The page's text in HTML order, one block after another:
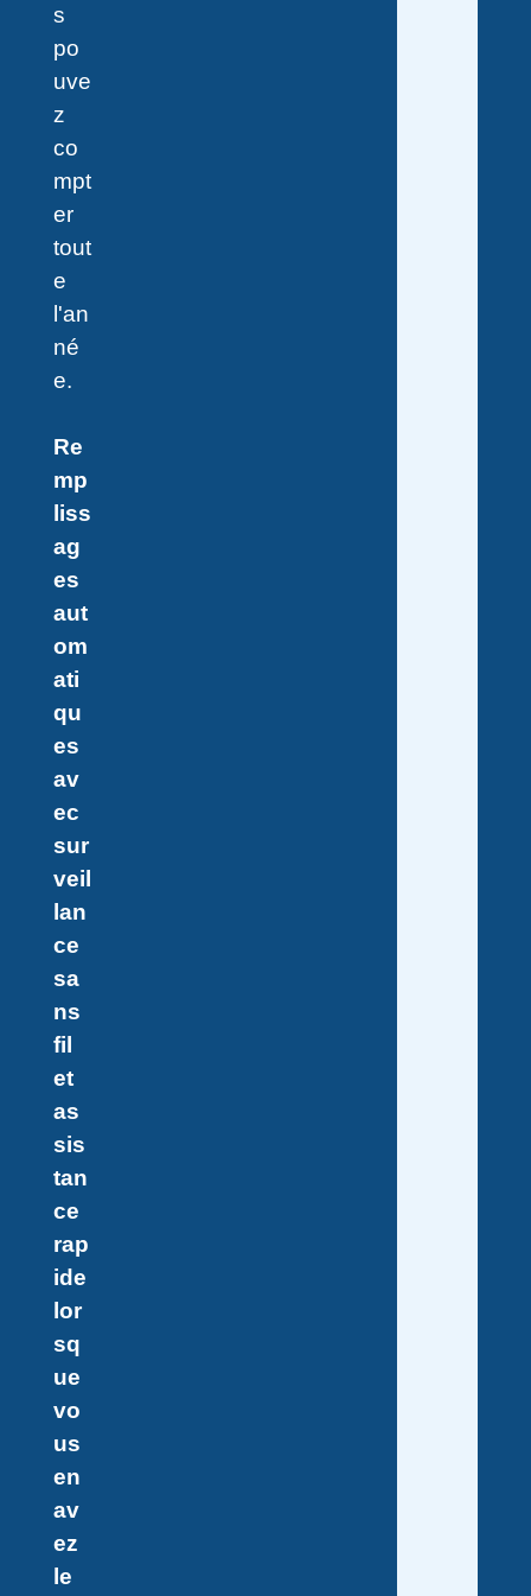
s
po
uve
z
co
mpt
er
tout
e
l'an
né
e.
Re
mp
liss
ag
es
aut
om
ati
qu
es
av
ec
sur
veil
lan
ce
sa
ns
fil
et
as
sis
tan
ce
rap
ide
lor
sq
ue
vo
us
en
av
ez
le